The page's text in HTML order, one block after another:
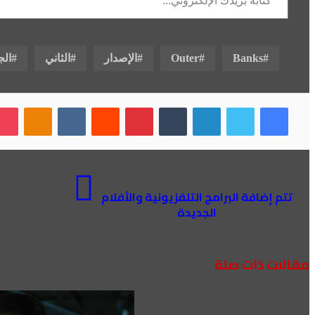
Banks
Outer الإصدار الثاني
فيسبوكتويتر لينكدإن بينتيريست
تتم إضافة البرامج التلفزيونية والأفلام
الجديدة
مقالات ذات صلة